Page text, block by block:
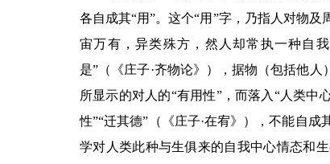
各自成其“用”。这个“用”字，乃指人对物
宙万有，异类殊方，然人却常执一种自
是”（《庄子·齐物论》），据物（包括他
所显示的对人的“有用性”，而落入“人类中
性”“迁其德”（《庄子·在宥》），不能自
学对人类此种与生俱来的自我中心情态和